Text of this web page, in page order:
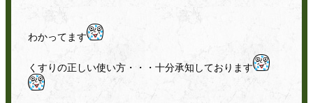
わかってます
くすりの正しい使い方・・・十分承知しております